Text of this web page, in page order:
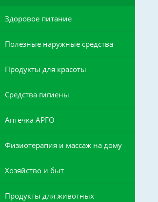
Здоровое питание
Полезные наружные средства
Продукты для красоты
Средства гигиены
Аптечка АРГО
Физиотерапия и массаж на дому
Хозяйство и быт
Продукты для животных